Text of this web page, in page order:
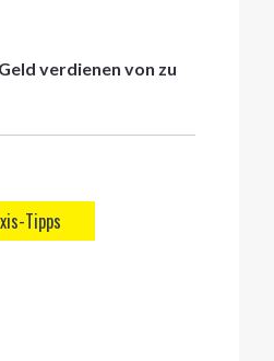
verdienen von zu
Tipps